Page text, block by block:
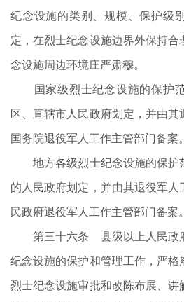
纪念设施的类别、规模、保护级
定，在烈士纪念设施边界外保持
念设施周边环境庄严肃穆。
国家级烈士纪念设施的保护
区、直辖市人民政府划定，并由
国务院退役军人工作主管部门备案。
地方各级烈士纪念设施的保护
的人民政府划定，并由其退役军人
民政府退役军人工作主管部门备案。
第三十六条 县级以上人民政
纪念设施的保护和管理工作，严格
烈士纪念设施审批和改陈布展、讲